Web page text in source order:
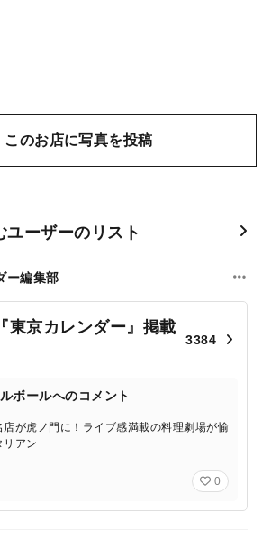
このお店に写真を投稿
ユーザーのリスト
ー編集部
東京カレンダー』掲載
3384
ボールへのコメント
店が虎ノ門に！ライブ感満載の料理劇場が愉
リアン
0